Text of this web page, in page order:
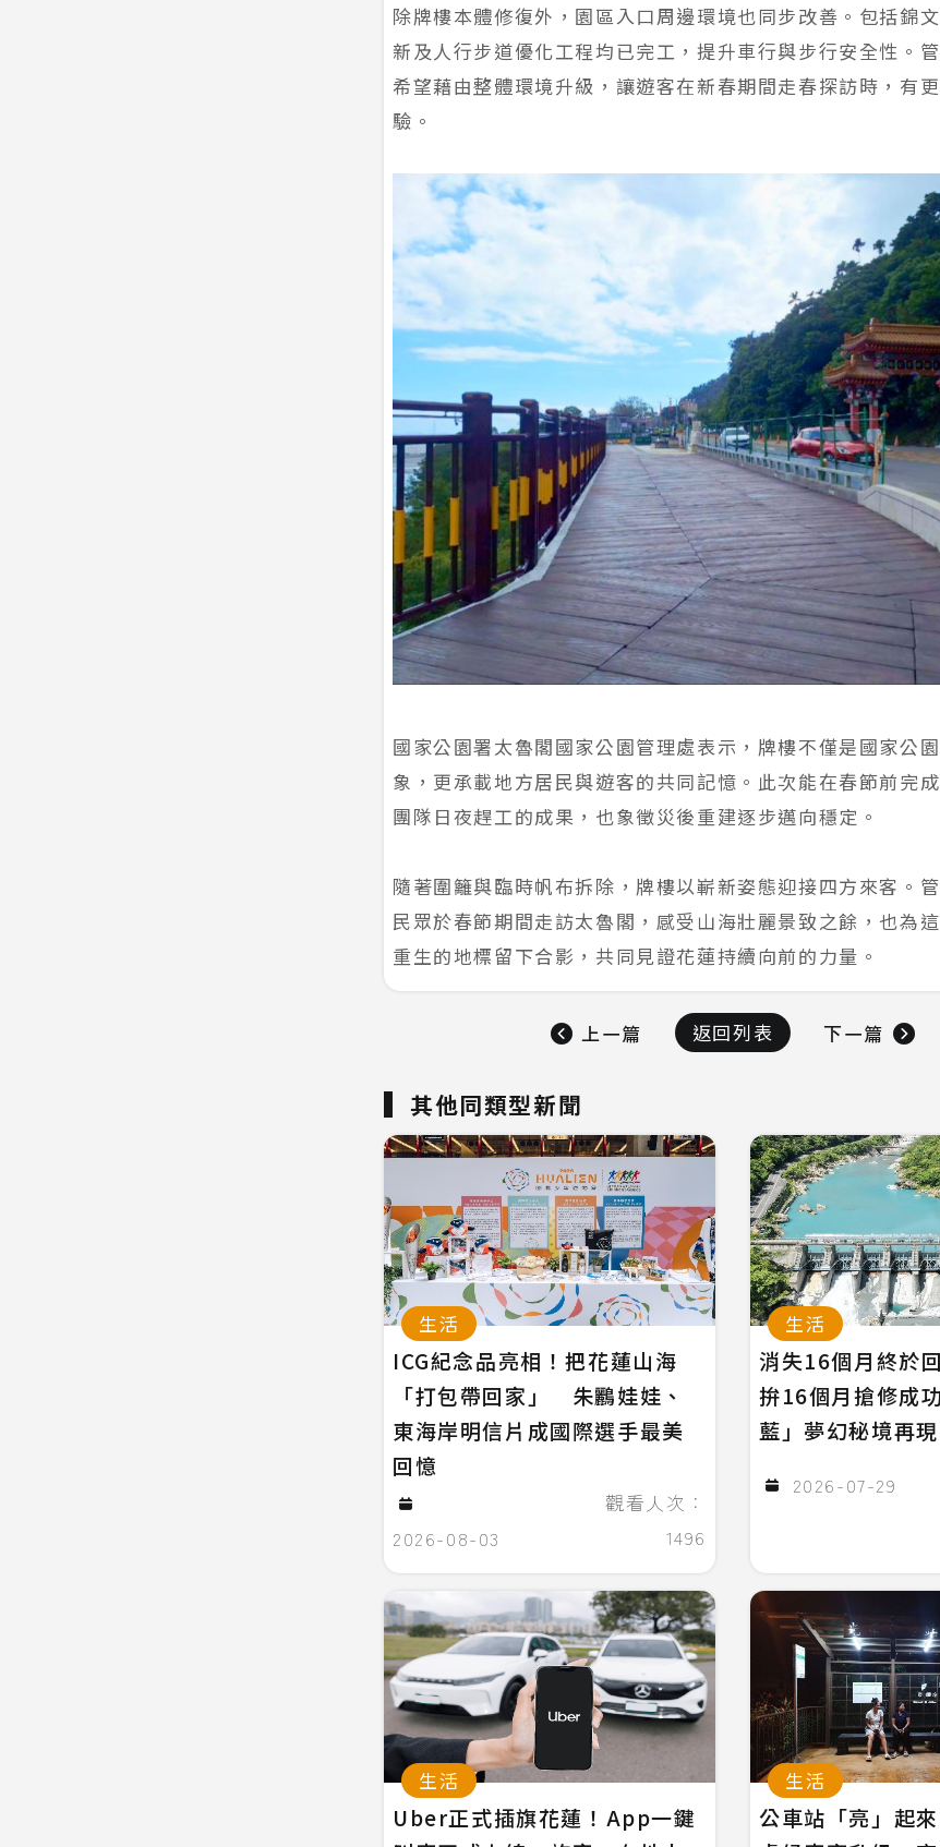
除牌樓本體修復外，園區入口周邊環境也同步改善。包括錦
新及人行步道優化工程均已完工，提升車行與步行安全性。管
希望藉由整體環境升級，讓遊客在新春期間走春探訪時，有
驗。
國家公園署太魯閣國家公園管理處表示，牌樓不僅是國家公
象，更承載地方居民與遊客的共同記憶。此次能在春節前完
團隊日夜趕工的成果，也象徵災後重建逐步邁向穩定。
隨著圍籬與臨時帆布拆除，牌樓以嶄新姿態迎接四方來客。
民眾於春節期間走訪太魯閣，感受山海壯麗景致之餘，也為
重生的地標留下合影，共同見證花蓮持續向前的力量。
上一篇 返回列表 下一篇
其他同類型新聞
生活
ICG紀念品亮相！把花蓮山海
「打包帶回家」 朱鸝娃娃、
東海岸明信片成國際選手最美
回憶
2026-08-03
觀看人次：
1496
生活
消失16個月終於
拚16個月搶修成
藍」夢幻秘境再現
2026-07-29
生活
Uber正式插旗花蓮！App一鍵
生活
公車站「亮」起